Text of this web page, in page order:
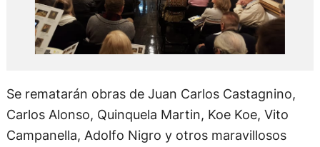
Se rematarán obras de Juan Carlos Castagnino,
Carlos Alonso, Quinquela Martin, Koe Koe, Vito
Campanella, Adolfo Nigro y otros maravillosos